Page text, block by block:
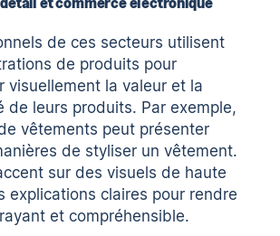
de ces secteurs utilisent
de produits pour
visuellement la valeur et la
de leurs produits. Par exemple,
vêtements peut présenter
de styliser un vêtement.
sur des visuels de haute
explications claires pour rendre
et compréhensible.